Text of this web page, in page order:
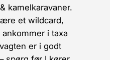
kamelkaravaner.
et wildcard,
i taxa
er i godt